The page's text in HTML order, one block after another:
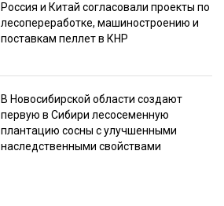
Россия и Китай согласовали проекты по
лесопереработке, машиностроению и
поставкам пеллет в КНР
В Новосибирской области создают
первую в Сибири лесосеменную
плантацию сосны с улучшенными
наследственными свойствами